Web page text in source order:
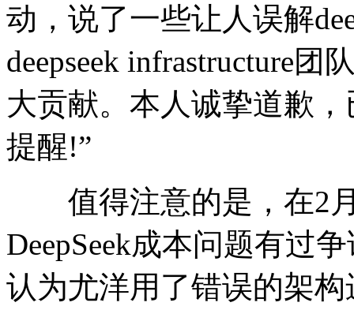
动，说了一些让人误解
deepseek infrastructure
大贡献。本人诚挚道歉
提醒!”
值得注意的是，在2月
DeepSeek成本问题有过
认为尤洋用了错误的架